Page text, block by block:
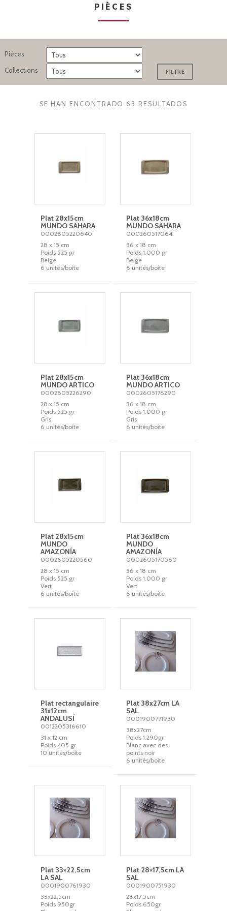
PIÈCES
Pièces
Collections
SE HAN ENCONTRADO 63 RESULTADOS
Plat 28x15cm
MUNDO SAHARA
0002605220640
28 x 15 cm
Poids 525 gr
Beige
6 unités/boîte
Plat 36x18cm
MUNDO SAHARA
000260517064
36 x 18 cm
Poids 1.000 gr
Beige
6 unités/boîte
Plat 28x15cm
MUNDO ARTICO
0002605226290
28 x 15 cm
Poids 525 gr
Gris
6 unités/boîte
Plat 36x18cm
MUNDO ARTICO
0002605176290
36 x 18 cm
Poids 1.000 gr
Gris
6 unités/boîte
Plat 28x15cm
MUNDO
AMAZONÍA
0002605220560
28 x 15 cm
Poids 525 gr
Vert
6 unités/boîte
Plat 36x18cm
MUNDO
AMAZONÍA
0002605170560
36 x 18 cm
Poids 1.000 gr
Vert
6 unités/boîte
Plat rectangulaire
31x12cm
ANDALUSÍ
0012205316610
31 x 12 cm
Poids 405 gr
10 unités/boîte
Plat 38x27cm LA
SAL
0001900771930
38x27cm
Poids 1.290gr
Blanc avec des
points noir
6 unités/boîte
Plat 33×22,5cm
LA SAL
0001900761930
33x22,5cm
Poids 950gr
Plat 28×17,5cm LA
SAL
0001900751930
28x17,5cm
Poids 650gr